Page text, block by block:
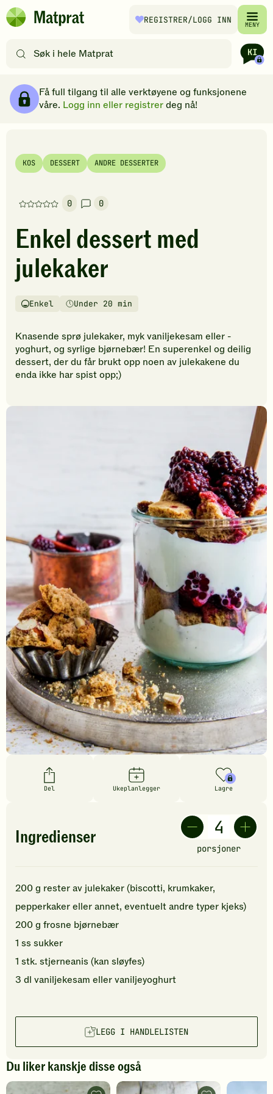
Hopp til hovedinnhold
Matprat
REGISTRER/LOGG INN MENY
etter
filtre
Få full tilgang til alle verktøyene og funksjonene
våre. Logg inn eller registrerdeg nå!
KOS DESSERT ANDRE DESSERTER
0
Denne
har
foreløpig
ingen
vurderinger.
den
til
å
vurdere
denne
0
Enkel dessert med
julekaker
Vanskelighetsgrad
Enkel
TilberedningstidUnder 20 min
Knasende sprø julekaker, myk vaniljekesam eller -
yoghurt, og syrlige bjørnebær! En superenkel og deilig
dessert, der du får brukt opp noen av julekakene du
enda ikke har spist opp;)
Del Ukeplanlegger Lagre
Ingredienser
porsjoner
200g rester av julekaker(biscotti, krumkaker,
pepperkaker eller annet, eventuelt andre typer kjeks)
200g frosne bjørnebær
1 ss sukker
1 stk. stjerneanis (kan sløyfes)
3 dl vaniljekesam ellervaniljeyoghurt
LEGG I HANDLELISTEN
Du liker kanskje disse også